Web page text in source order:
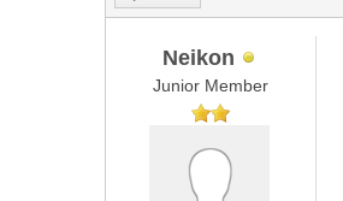
Neikon
Junior Member